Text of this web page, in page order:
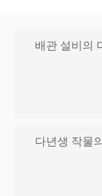
배관 설비의
다년생 작물